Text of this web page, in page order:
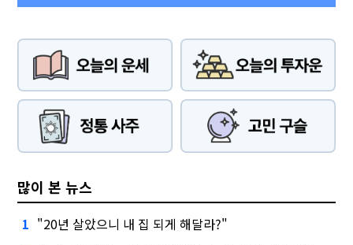
많이 본 뉴스
1 "20년 살았으니 내 집 되게 해달라?"